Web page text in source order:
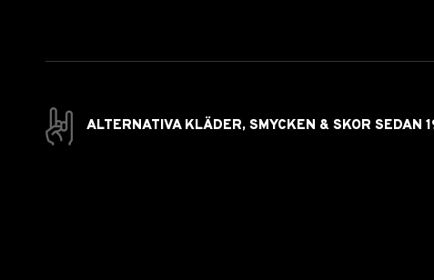
ALTERNATIVA KLÄDER, SMYCKEN & SKOR SEDAN